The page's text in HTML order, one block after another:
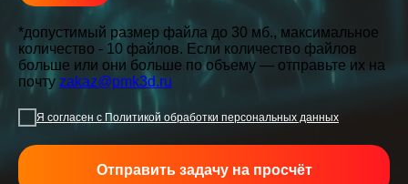
*допустимый размер файла до 30 мб., максимальное
количество - 10 файлов. Если количество файлов
больше или они больше по объему — отправьте их на
почту zakaz@pmk3d.ru
Я согласен с Политикой обработки персональных данных
Отправить задачу на просчёт